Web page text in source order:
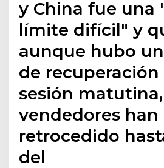
y China fue una
límite difícil" y
aunque hubo
de
sesión
vendedores han
retrocedido
del